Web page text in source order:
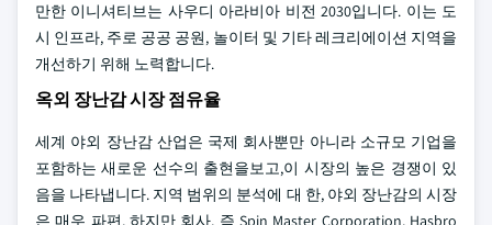
만한 이니셔티브는 사우디 아라비아 비전 2030입니다. 이는 도
시 인프라, 주로 공공 공원, 놀이터 및 기타 레크리에이션 지역을
개선하기 위해 노력합니다.
옥외 장난감 시장 점유율
세계 야외 장난감 산업은 국제 회사뿐만 아니라 소규모 기업을
포함하는 새로운 선수의 출현을보고,이 시장의 높은 경쟁이 있
음을 나타냅니다. 지역 범위의 분석에 대 한, 야외 장난감의 시장
은 매우 파편, 하지만 회사, 즉 Spin Master Corporation, Hasbro